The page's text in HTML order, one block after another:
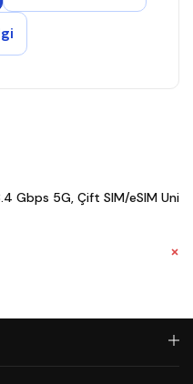
Gbps 5G, Çift SIM/eSIM